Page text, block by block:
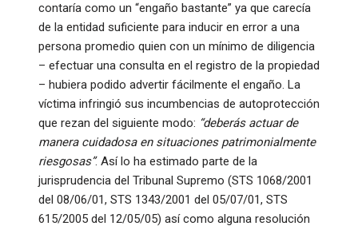
contaría como un “engaño bastante” ya que carecía
de la entidad suficiente para inducir en error a una
persona promedio quien con un mínimo de diligencia
– efectuar una consulta en el registro de la propiedad
– hubiera podido advertir fácilmente el engaño. La
víctima infringió sus incumbencias de autoprotección
que rezan del siguiente modo: “deberás actuar de
manera cuidadosa en situaciones patrimonialmente
riesgosas”. Así lo ha estimado parte de la
jurisprudencia del Tribunal Supremo (STS 1068/2001
del 08/06/01, STS 1343/2001 del 05/07/01, STS
615/2005 del 12/05/05) así como alguna resolución